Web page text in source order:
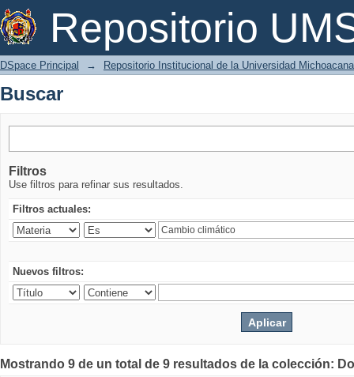
Repositorio
Buscar
DSpace Principal → Repositorio Institucional de la Universidad
Buscar
Filtros
Use filtros para refinar sus resultados.
Filtros actuales:
Nuevos filtros:
Mostrando 9 de un total de 9 resultados de la colección: